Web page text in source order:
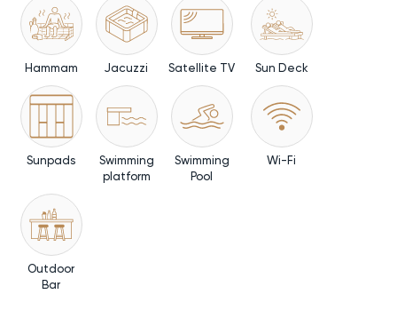
Hammam Jacuzzi Satellite TV Sun Deck
Sunpads
Swimming
platform
Swimming
Pool
Wi-Fi
Outdoor
Bar